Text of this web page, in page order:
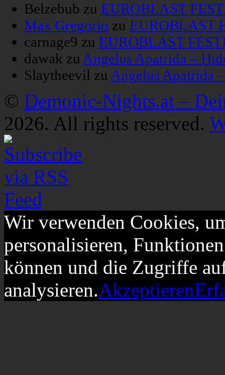
Belzebub zu EUROBLAST
Max Gregorio zu EUROBLAST
carnage9 zu EUROBLAST
dawak zu Angelus Apatrida –
Slaytheevil zu Angelus Apatrida
© Demonic-Nights.at –
2026. All rights reserved.
Wir verwenden Cookies,
personalisieren,
können und die Zugriffe
analysieren.Akzeptieren